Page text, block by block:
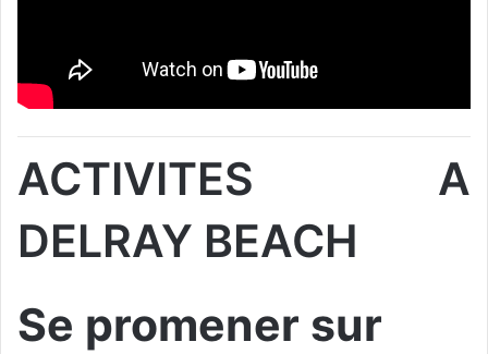
ACTIVITES A
DELRAY BEACH
Se promener sur